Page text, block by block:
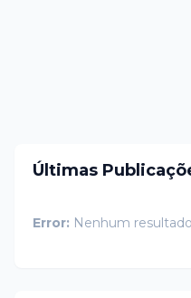
Últimas
Error: Nenhum